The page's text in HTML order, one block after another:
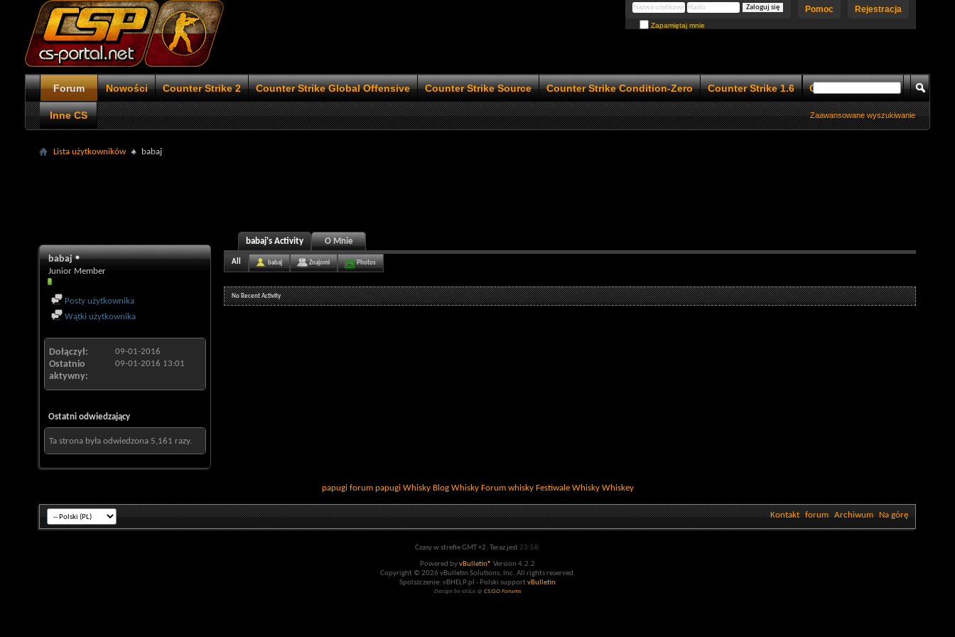
Rejestracja
Pomoc
Zapamiętaj mnie
Forum Nowości Counter Strike 2 Counter Strike Global Offensive Counter Strike Source Counter Strike Condition-Zero Counter Strike 1.6 Counter Strike 1.5
Inne CS Zaawansowane wyszukiwanie
Lista użytkowników babaj
babaj
Junior Member
Posty użytkownika
Wątki użytkownika
Dołączył 09-01-2016
Ostatnio
aktywny
09-01-2016 13:01
Ostatni odwiedzający
Ta strona była odwiedzona 5,161 razy.
babaj's Activity O Mnie
All babaj Znajomi Photos
No Recent Activity
papugi forum papugi Whisky Blog Whisky Forum whisky Festiwale Whisky Whiskey
Kontakt forum Archiwum Na górę
Czasy w strefie GMT +2. Teraz jest 23:58.
Powered byvBulletin® Version 4.2.2
Copyright © 2026 vBulletin Solutions, Inc. All rights reserved.
Spolszczenie: vBHELP.pl - Polski supportvBulletin
Design by eXiLe @ CS:GO Forums